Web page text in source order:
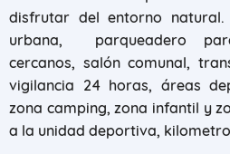
disfrutar del entorno
urbana, parqueadero
cercanos, salón comunal,
vigilancia 24 horas, áreas
zona camping, zona infantil y
a la unidad deportiva,